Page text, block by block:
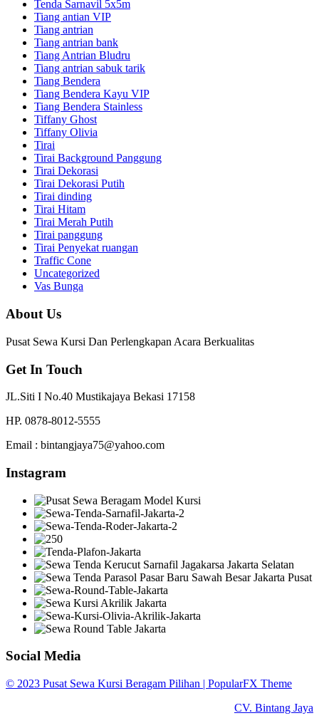
Tenda Sarnavil 5x5m
Tiang antian VIP
Tiang antrian
Tiang antrian bank
Tiang Antrian Bludru
Tiang antrian sabuk tarik
Tiang Bendera
Tiang Bendera Kayu VIP
Tiang Bendera Stainless
Tiffany Ghost
Tiffany Olivia
Tirai
Tirai Background Panggung
Tirai Dekorasi
Tirai Dekorasi Putih
Tirai dinding
Tirai Hitam
Tirai Merah Putih
Tirai panggung
Tirai Penyekat ruangan
Traffic Cone
Uncategorized
Vas Bunga
About Us
Pusat Sewa Kursi Dan Perlengkapan Acara Berkualitas
Get In Touch
JL.Siti I No.40 Mustikajaya Bekasi 17158
HP. 0878-8012-5555
Email : bintangjaya75@yahoo.com
Instagram
Social Media
© 2023 Pusat Sewa Kursi Beragam Pilihan | PopularFX Theme
CV. Bintang Jaya